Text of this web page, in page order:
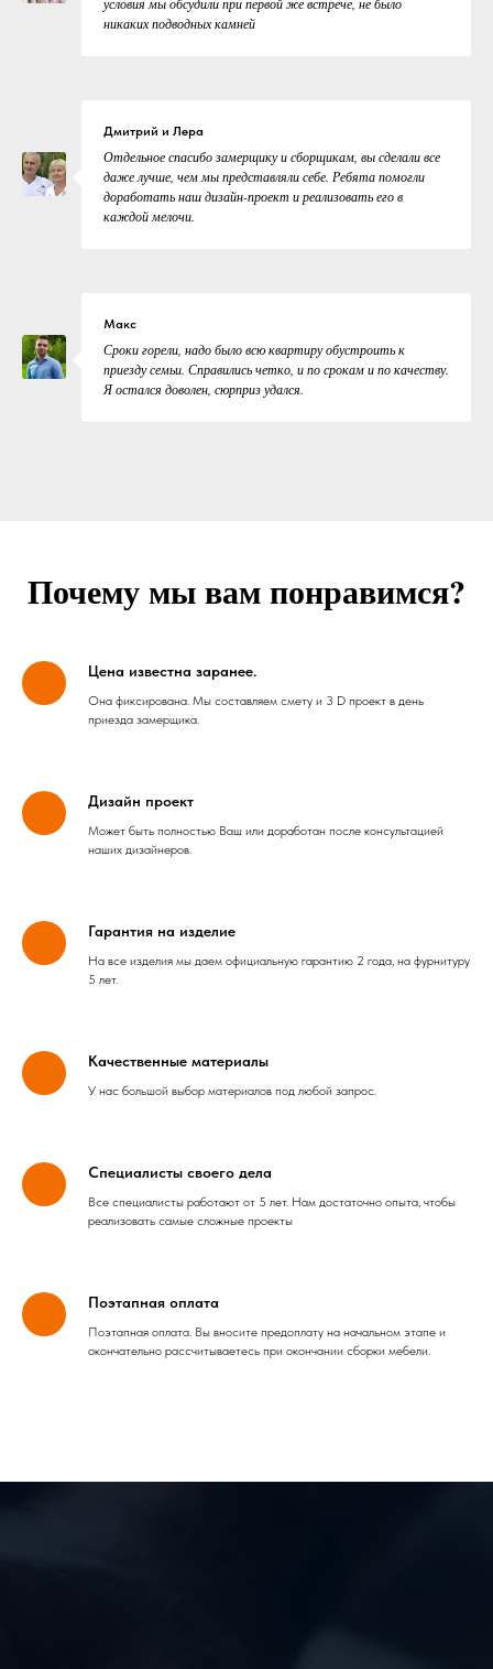
никаких подводных камней
Дмитрий и Лера
Отдельное спасибо замерщику и сборщикам, вы сделали все
даже лучше, чем мы представляли себе. Ребята помогли
доработать наш дизайн-проект и реализовать его в
каждой мелочи.
Макс
Сроки горели, надо было всю квартиру обустроить к
приезду семьи. Справились четко, и по срокам и по качеству.
Я остался доволен, сюрприз удался.
Почему мы вам понравимся?
Цена известна заранее.
Она фиксирована. Мы составляем смету и 3 D проект в день
приезда замерщика.
Дизайн проект
Может быть полностью Ваш или доработан после консультацией
наших дизайнеров.
Гарантия на изделие
На все изделия мы даем официальную гарантию 2 года, на фурнитуру
5 лет.
Качественные материалы
У нас большой выбор материалов под любой запрос.
Специалисты своего дела
Все специалисты работают от 5 лет. Нам достаточно опыта, чтобы
реализовать самые сложные проекты
Поэтапная оплата
Поэтапная оплата. Вы вносите предоплату на начальном этапе и
окончательно рассчитываетесь при окончании сборки мебели.